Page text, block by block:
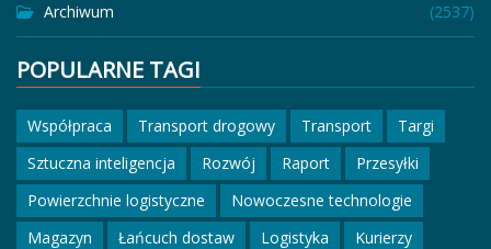
Archiwum (2537)
POPULARNE TAGI
Współpraca Transport drogowy Transport
Targi
Sztuczna inteligencja
Rozwój Raport
Przesyłki
Powierzchnie logistyczne
Nowoczesne technologie
Magazyn
Łańcuch dostaw Logistyka
Kurierzy